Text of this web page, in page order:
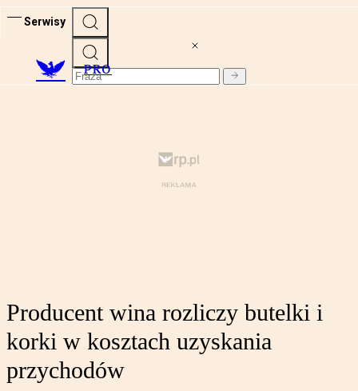
Serwisy
PRO
Producent wina rozliczy butelki i
korki w kosztach uzyskania
przychodów